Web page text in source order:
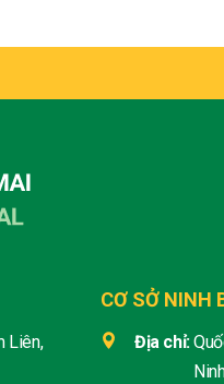
Liên,
CƠ SỞ NINH
Địa chỉ: